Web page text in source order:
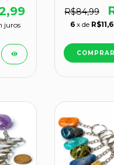
juros
R$84,99
6 x de